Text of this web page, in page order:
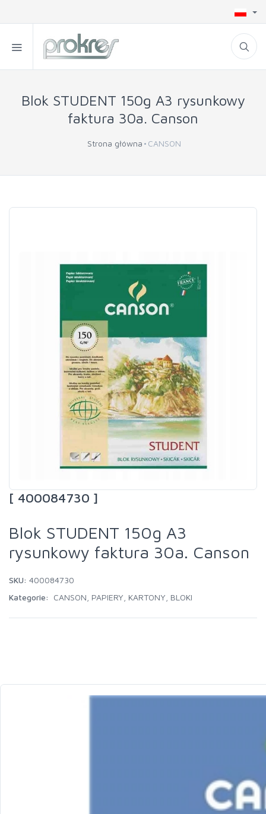
Blok STUDENT 150g A3 rysunkowy
faktura 30a. Canson
Strona główna CANSON
[ 400084730 ]
Blok STUDENT 150g A3
rysunkowy faktura 30a. Canson
SKU: 400084730
Kategorie:
CANSON PAPIERY, KARTONY, BLOKI